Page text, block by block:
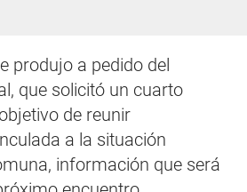
produjo a pedido del
que solicitó un cuarto
de reunir
a la situación
información que será